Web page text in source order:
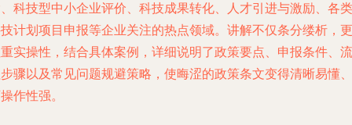
科技型中小企业评价、科技成果转化、人才引进与激励、各类
计划项目申报等企业关注的热点领域。讲解不仅条分缕析，更
实操性，结合具体案例，详细说明了政策要点、申报条件、流
骤以及常见问题规避策略，使晦涩的政策条文变得清晰易懂、
作性强。